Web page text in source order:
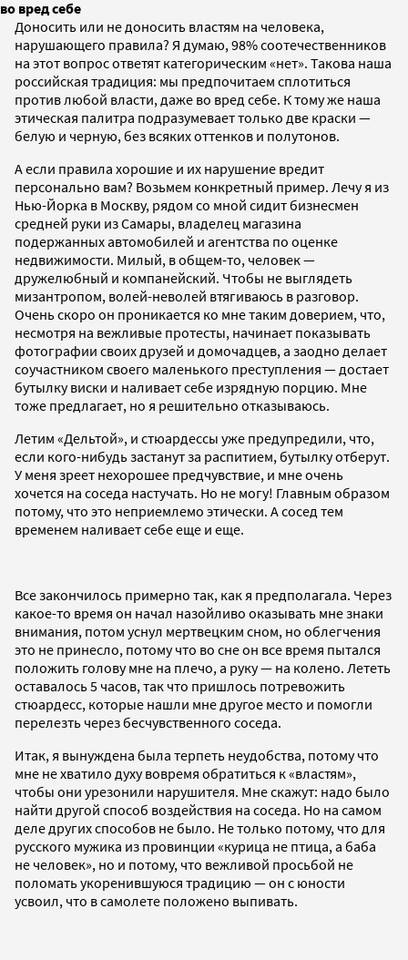
во вред себе
Доносить или не доносить властям на человека,
нарушающего правила? Я думаю, 98% соотечественников
на этот вопрос ответят категорическим «нет». Такова наша
российская традиция: мы предпочитаем сплотиться
против любой власти, даже во вред себе. К тому же наша
этическая палитра подразумевает только две краски —
белую и черную, без всяких оттенков и полутонов.
А если правила хорошие и их нарушение вредит
персонально вам? Возьмем конкретный пример. Лечу я из
Нью-Йорка в Москву, рядом со мной сидит бизнесмен
средней руки из Самары, владелец магазина
подержанных автомобилей и агентства по оценке
недвижимости. Милый, в общем-то, человек —
дружелюбный и компанейский. Чтобы не выглядеть
мизантропом, волей-неволей втягиваюсь в разговор.
Очень скоро он проникается ко мне таким доверием, что,
несмотря на вежливые протесты, начинает показывать
фотографии своих друзей и домочадцев, а заодно делает
соучастником своего маленького преступления — достает
бутылку виски и наливает себе изрядную порцию. Мне
тоже предлагает, но я решительно отказываюсь.
Летим «Дельтой», и стюардессы уже предупредили, что,
если кого-нибудь застанут за распитием, бутылку отберут.
У меня зреет нехорошее предчувствие, и мне очень
хочется на соседа настучать. Но не могу! Главным образом
потому, что это неприемлемо этически. А сосед тем
временем наливает себе еще и еще.
Все закончилось примерно так, как я предполагала. Через
какое-то время он начал назойливо оказывать мне знаки
внимания, потом уснул мертвецким сном, но облегчения
это не принесло, потому что во сне он все время пытался
положить голову мне на плечо, а руку — на колено. Лететь
оставалось 5 часов, так что пришлось потревожить
стюардесс, которые нашли мне другое место и помогли
перелезть через бесчувственного соседа.
Итак, я вынуждена была терпеть неудобства, потому что
мне не хватило духу вовремя обратиться к «властям»,
чтобы они урезонили нарушителя. Мне скажут: надо было
найти другой способ воздействия на соседа. Но на самом
деле других способов не было. Не только потому, что для
русского мужика из провинции «курица не птица, а баба
не человек», но и потому, что вежливой просьбой не
поломать укоренившуюся традицию — он с юности
усвоил, что в самолете положено выпивать.